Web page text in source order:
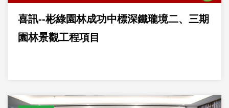
喜訊--彬綠園林成功中標深鐵瓏境二、三期
園林景觀工程項目